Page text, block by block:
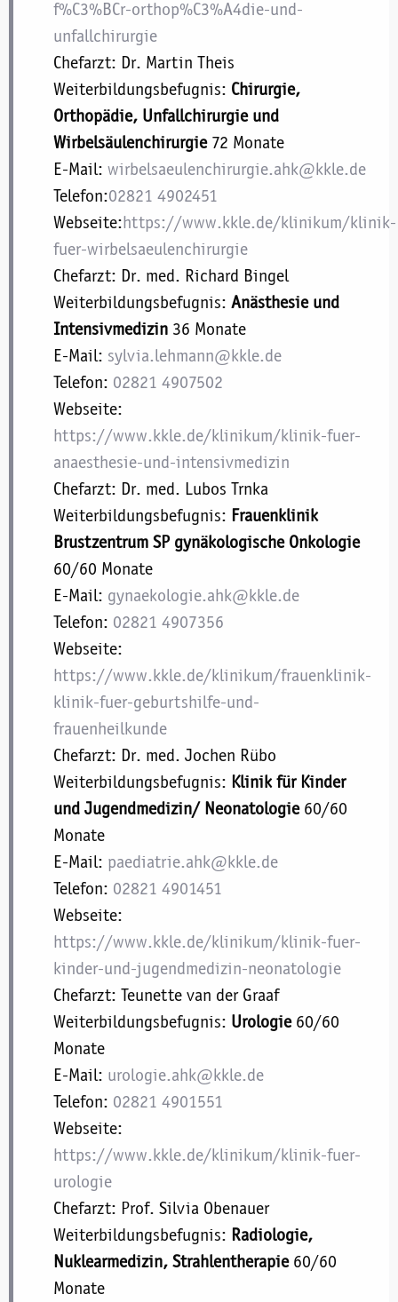
f%C3%BCr-orthop%C3%A4die-und-
unfallchirurgie
Chefarzt: Dr. Martin Theis
Weiterbildungsbefugnis: Chirurgie,
Orthopädie, Unfallchirurgie und
Wirbelsäulenchirurgie 72 Monate
E-Mail: wirbelsaeulenchirurgie.ahk@kkle.de
Telefon:02821 4902451
Webseite:https://www.kkle.de/klinikum/klinik-
fuer-wirbelsaeulenchirurgie
Chefarzt: Dr. med. Richard Bingel
Weiterbildungsbefugnis: Anästhesie und
Intensivmedizin 36 Monate
E-Mail: sylvia.lehmann@kkle.de
Telefon: 02821 4907502
Webseite:
https://www.kkle.de/klinikum/klinik-fuer-
anaesthesie-und-intensivmedizin
Chefarzt: Dr. med. Lubos Trnka
Weiterbildungsbefugnis: Frauenklinik
Brustzentrum SP gynäkologische Onkologie
60/60 Monate
E-Mail: gynaekologie.ahk@kkle.de
Telefon: 02821 4907356
Webseite:
https://www.kkle.de/klinikum/frauenklinik-
klinik-fuer-geburtshilfe-und-
frauenheilkunde
Chefarzt: Dr. med. Jochen Rübo
Weiterbildungsbefugnis: Klinik für Kinder
und Jugendmedizin/ Neonatologie60/60
Monate
E-Mail: paediatrie.ahk@kkle.de
Telefon: 02821 4901451
Webseite:
https://www.kkle.de/klinikum/klinik-fuer-
kinder-und-jugendmedizin-neonatologie
Chefarzt: Teunette van der Graaf
Weiterbildungsbefugnis: Urologie60/60
Monate
E-Mail: urologie.ahk@kkle.de
Telefon: 02821 4901551
Webseite:
https://www.kkle.de/klinikum/klinik-fuer-
urologie
Chefarzt: Prof. Silvia Obenauer
Weiterbildungsbefugnis: Radiologie,
Nuklearmedizin, Strahlentherapie 60/60
Monate